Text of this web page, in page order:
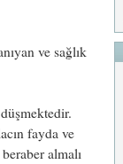
ve sağlık
fayda ve
almalı